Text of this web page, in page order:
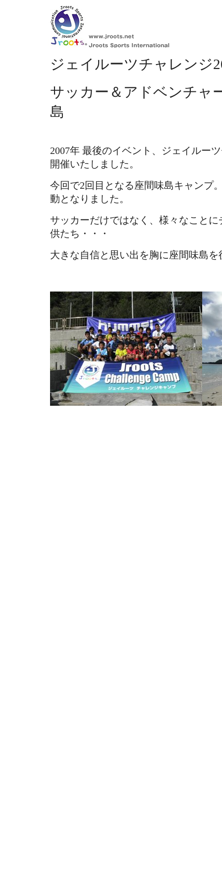
ジェイルーツチャレン
サッカー＆アドベンチャ
島
2007年 最後のイベント、ジェイルー
開催いたしました。
今回で2回目となる座間味島キャンプ
動となりました。
サッカーだけではなく、様々なこと
供たち・・・
大きな自信と思い出を胸に座間味島